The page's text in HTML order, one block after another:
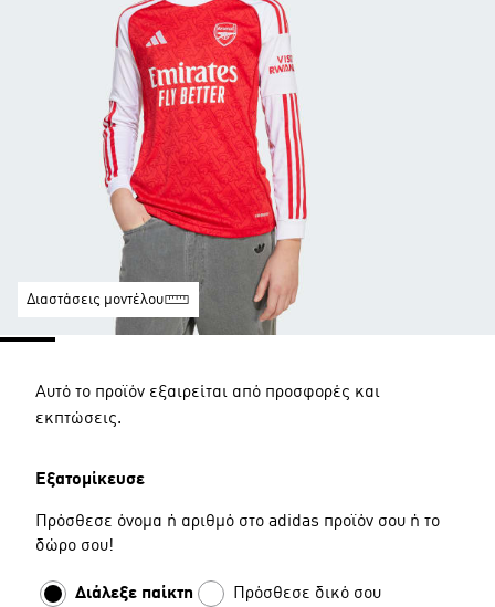
Διαστάσεις μοντέλου
Αυτό το προϊόν εξαιρείται από προσφορές και
εκπτώσεις.
Εξατομίκευσε
Πρόσθεσε όνομα ή αριθμό στο adidas προϊόν σου ή το
δώρο σου!
Διάλεξε παίκτη Πρόσθεσε δικό σου